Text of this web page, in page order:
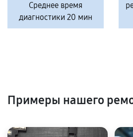
Среднее время
диагностики 20 мин
Примеры нашего